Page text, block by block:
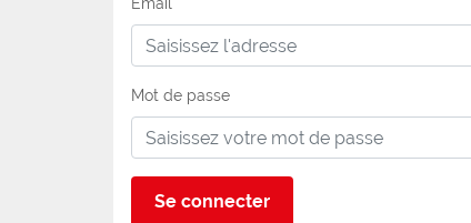
Email
Mot de passe
Se connecter